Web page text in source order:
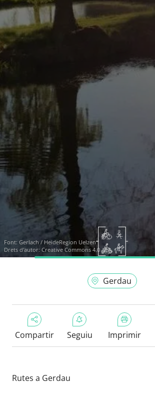
Font: Gerlach / HeideRegion Uelzen
Drets d'autor: Creative Commons 4.0
Gerdau
Compartir Seguiu Imprimir
Rutes a Gerdau